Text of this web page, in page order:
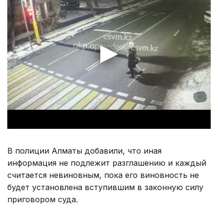
В полиции Алматы добавили, что иная
информация не подлежит разглашению и каждый
считается невиновным, пока его виновность не
будет установлена вступившим в законную силу
приговором суда.